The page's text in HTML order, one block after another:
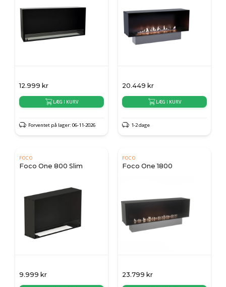
12.999 kr
LÆG I KURV
Forventet på lager: 06-11-2026
20.449 kr
LÆG I KURV
1-2 dage
FOCO
Foco One 800 Slim
9.999 kr
FOCO
Foco One 1800
23.799 kr